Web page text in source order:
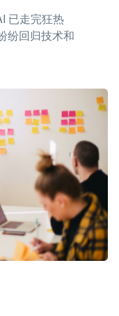
已走完狂热
纷回归技术和